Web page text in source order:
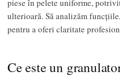
piese în pelete uniforme,
ulterioară. Să analizăm
pentru a oferi claritate
Ce este un